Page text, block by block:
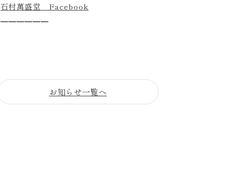
石村萬盛堂 Facebook
━━━━━━
お知らせ一覧へ